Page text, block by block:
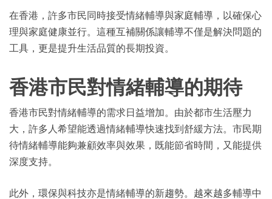
在香港，許多市民同時接受情緒輔導與家庭輔導，以確保心
理與家庭健康並行。這種互補關係讓輔導不僅是解決問題的
工具，更是提升生活品質的長期投資。
香港市民對情緒輔導的期待
香港市民對情緒輔導的需求日益增加。由於都市生活壓力
大，許多人希望能透過情緒輔導快速找到舒緩方法。市民期
待情緒輔導能夠兼顧效率與效果，既能節省時間，又能提供
深度支持。
此外，環保與科技亦是情緒輔導的新趨勢。越來越多輔導中